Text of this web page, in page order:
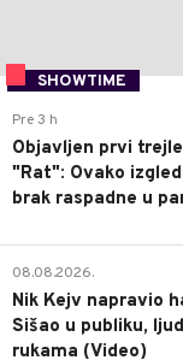
SHOWTIME
Pre 3 h
Objavljen prvi
"Rat": Ovako
brak raspadne u
08.08.2026.
Nik Kejv napravio
Sišao u publiku,
rukama (Video)